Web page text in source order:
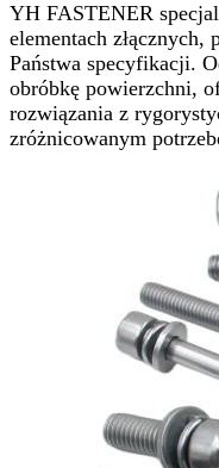
YH FASTENER
elementach złącznych,
Państwa specyfikacji.
obróbkę powierzchni,
rozwiązania z
zróżnicowanym